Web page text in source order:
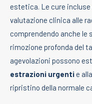
estetica. Le cure
valutazione clinica alle
comprendendo anche le
rimozione profonda del
agevolazioni possono
estrazioni urgentie
ripristino della normale